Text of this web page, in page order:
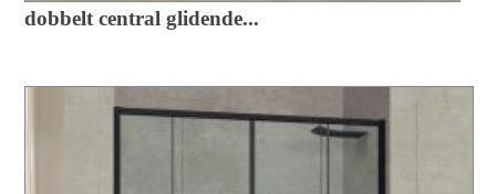
dobbelt central glidende...